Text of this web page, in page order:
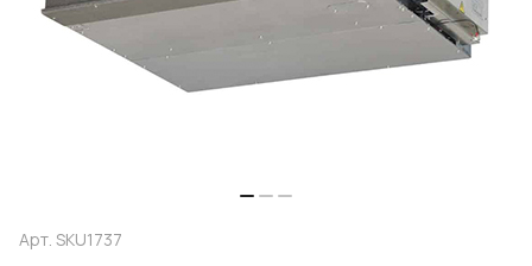
Арт. SKU1737